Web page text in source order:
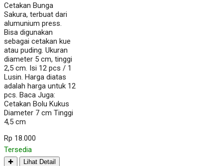
Cetakan Bunga
Sakura, terbuat dari
alumunium press.
Bisa digunakan
sebagai cetakan kue
atau puding. Ukuran
diameter 5 cm, tinggi
2,5 cm. Isi 12 pcs / 1
Lusin. Harga diatas
adalah harga untuk 12
pcs. Baca Juga:
Cetakan Bolu Kukus
Diameter 7 cm Tinggi
4,5 cm
Rp 18.000
Tersedia
✚ Lihat Detail